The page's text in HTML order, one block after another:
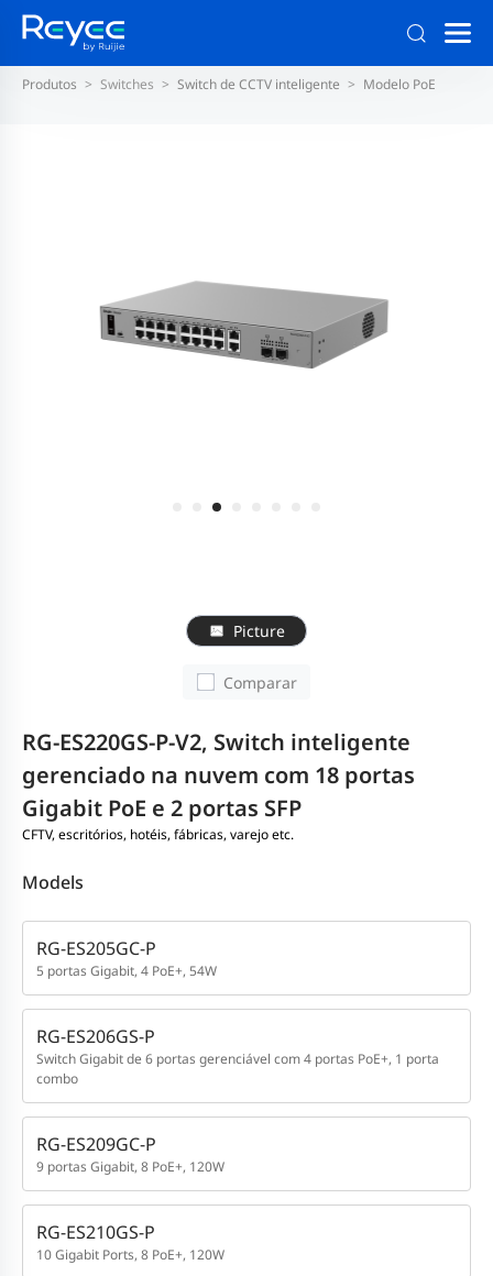
Produtos Switches Switch de CCTV inteligente Modelo PoE
Picture
Comparar
RG-ES220GS-P-V2, Switch inteligente
gerenciado na nuvem com 18 portas
Gigabit PoE e 2 portas SFP
CFTV, escritórios, hotéis, fábricas, varejo etc.
Models
RG-ES205GC-P
5 portas Gigabit, 4 PoE+, 54W
RG-ES206GS-P
Switch Gigabit de 6 portas gerenciável com 4 portas PoE+, 1 porta
combo
RG-ES209GC-P
9 portas Gigabit, 8 PoE+, 120W
RG-ES210GS-P
10 Gigabit Ports, 8 PoE+, 120W